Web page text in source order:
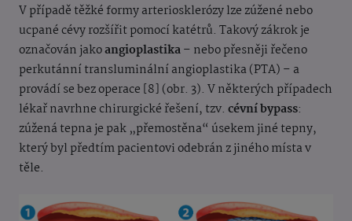
V případě těžké formy arteriosklerózy lze zúžené nebo
ucpané cévy rozšířit pomocí katétrů. Takový zákrok je
označován jakoangioplastika– nebo přesněji řečeno
perkutánní transluminální angioplastika (PTA) – a
provádí se bez operace [8] (obr. 3). V některých případech
lékař navrhne chirurgické řešení, tzv. cévní bypass:
zúžená tepna je pak „přemostěna“ úsekem jiné tepny,
který byl předtím pacientovi odebrán z jiného místa v
těle.